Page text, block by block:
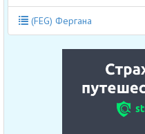
(FEG) Фергана